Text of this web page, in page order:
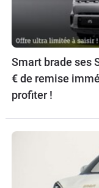
Smart brade ses
€ de remise
profiter !